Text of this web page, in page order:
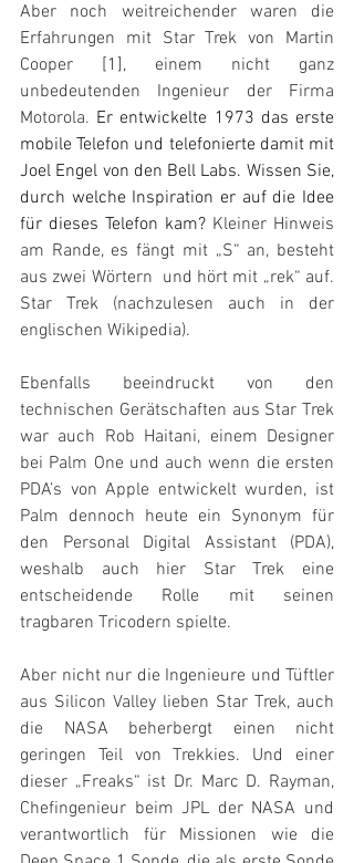
Aber noch weitreichender waren die
Erfahrungen mit Star Trek von Martin
Cooper [1], einem nicht ganz
unbedeutenden Ingenieur der Firma
Motorola. Er entwickelte 1973 das erste
mobile Telefon und telefonierte damit mit
Joel Engel von den Bell Labs. Wissen Sie,
durch welche Inspiration er auf die Idee
für dieses Telefon kam? Kleiner Hinweis
am Rande, es fängt mit „S“ an, besteht
aus zwei Wörtern  und hört mit „rek“ auf.
Star Trek (nachzulesen auch in der
englischen Wikipedia).
Ebenfalls beeindruckt von den
technischen Gerätschaften aus Star Trek
war auch Rob Haitani, einem Designer
bei Palm One und auch wenn die ersten
PDA’s von Apple entwickelt wurden, ist
Palm dennoch heute ein Synonym für
den Personal Digital Assistant (PDA),
weshalb auch hier Star Trek eine
entscheidende Rolle mit seinen
tragbaren Tricodern spielte.
Aber nicht nur die Ingenieure und Tüftler
aus Silicon Valley lieben Star Trek, auch
die NASA beherbergt einen nicht
geringen Teil von Trekkies. Und einer
dieser „Freaks“ ist Dr. Marc D. Rayman,
Chefingenieur beim JPL der NASA und
verantwortlich für Missionen wie die